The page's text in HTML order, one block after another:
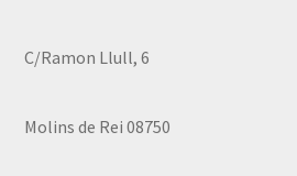
C/Ramon Llull, 6
Molins de Rei 08750